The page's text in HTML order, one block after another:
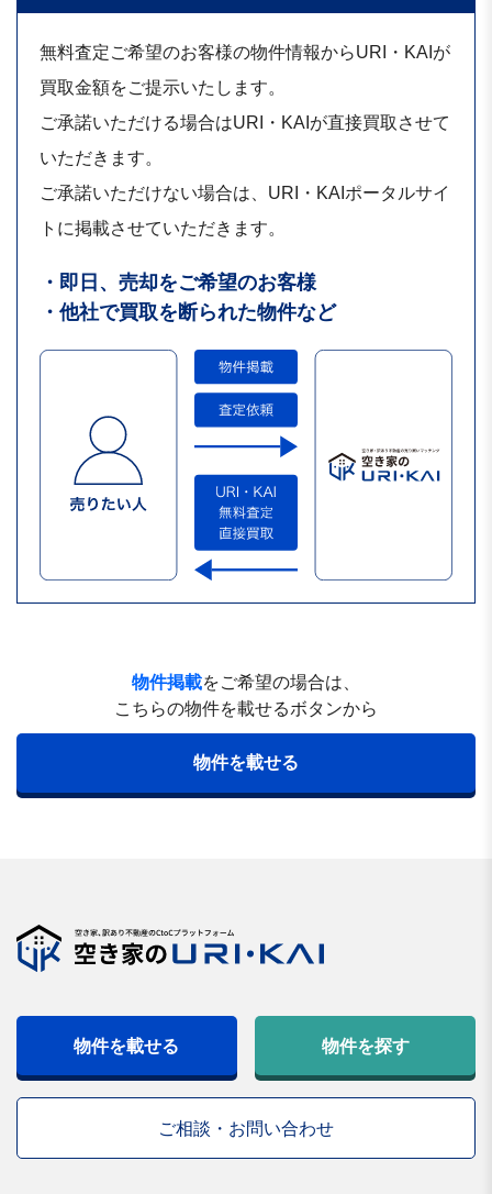
無料査定ご希望のお客様の物件情報からURI・KAIが
買取金額をご提示いたします。
ご承諾いただける場合はURI・KAIが直接買取させて
いただきます。
ご承諾いただけない場合は、URI・KAIポータルサイ
トに掲載させていただきます。
・即日、売却をご希望のお客様
・他社で買取を断られた物件など
物件掲載をご希望の場合は、
こちらの物件を載せるボタンから
物件を載せる
物件を載せる 物件を探す
ご相談・お問い合わせ